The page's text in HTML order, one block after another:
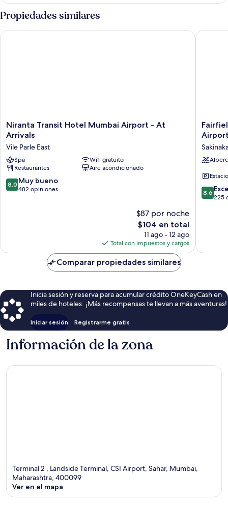
Propiedades similares
Niranta
Transit
Mumbai
Airport
-
At
Arrivals
Niranta Transit Hotel Mumbai Airport - At
Arrivals
Vile Parle East
Spa
Wifi gratuito
Restaurantes
Aire acondicionado
8.0
de
8.0 Muy bueno
482 opiniones
$87 por noche
El
precio
actual
es
de
$104
$104 en total
11 ago - 12 ago
Total con impuestos y cargos
Niranta Transit Hotel Mumbai Airport - At Arrivals
Fairfield
by
Marriott
Mumbai
Sakinaka
8.6
de
8.6
225
Comparar propiedades similares
Inicia sesión y reserva para acumular crédito OneKeyCash en
miles de hoteles. ¡Más recompensas te llevan a más aventuras!
Iniciar sesión Registrarme gratis
Información de la zona
Terminal 2 , Landside Terminal, CSI Airport, Sahar, Mumbai,
Maharashtra, 400099
Ver en el mapa